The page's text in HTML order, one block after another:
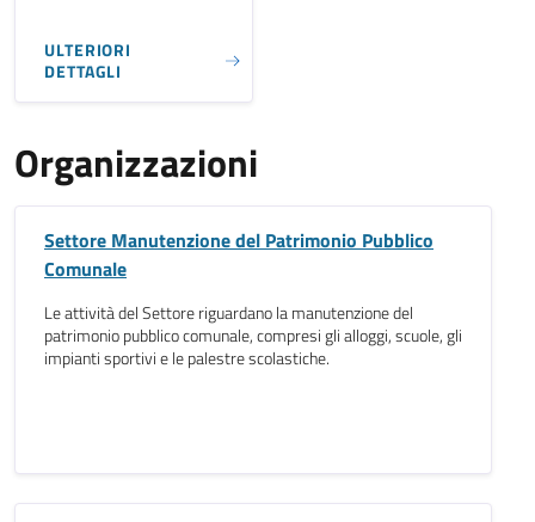
ULTERIORI
DETTAGLI
Organizzazioni
Settore Manutenzione del Patrimonio Pubblico
Comunale
Le attività del Settore riguardano la manutenzione del
patrimonio pubblico comunale, compresi gli alloggi, scuole, gli
impianti sportivi e le palestre scolastiche.